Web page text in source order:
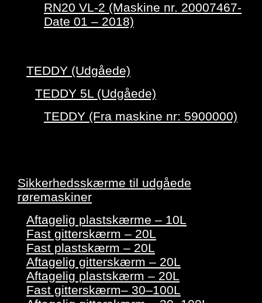
RN20 VL-2 (Maskine nr. 20007467-
Date 01 – 2018)
TEDDY (Udgåede)
TEDDY 5L (Udgåede)
TEDDY (Fra maskine nr: 5900000)
Sikkerhedsskærme til udgåede
røremaskiner
Aftagelig plastskærme – 10L
Fast gitterskærm – 20L
Fast plastskærm – 20L
Aftagelig gitterskærm – 20L
Aftagelig plastskærm – 20L
Fast gitterskærm– 30–100L